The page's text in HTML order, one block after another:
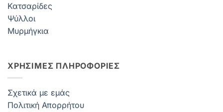
Κατσαρίδες
Ψύλλοι
Μυρμήγκια
ΧΡΗΣΙΜΕΣ ΠΛΗΡΟΦΟΡΙΕΣ
Σχετικά με εμάς
Πολιτική Απορρήτου